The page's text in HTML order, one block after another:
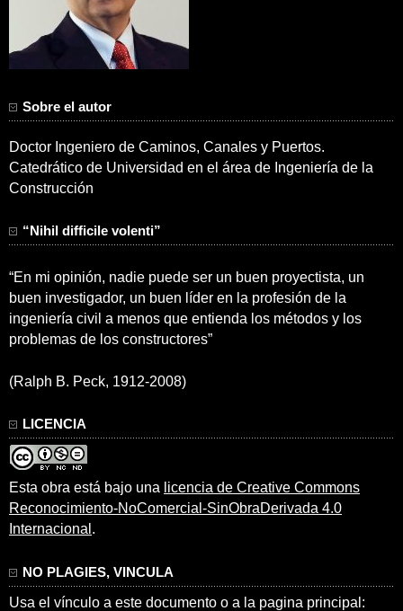
Sobre el autor
Doctor Ingeniero de Caminos, Canales y Puertos.
Catedrático de Universidad en el área de Ingeniería de la
Construcción
“Nihil difficile volenti”
“En mi opinión, nadie puede ser un buen proyectista, un
buen investigador, un buen líder en la profesión de la
ingeniería civil a menos que entienda los métodos y los
problemas de los constructores”
(Ralph B. Peck, 1912-2008)
LICENCIA
Esta obra está bajo una licencia de Creative Commons
Reconocimiento-NoComercial-SinObraDerivada 4.0
Internacional .
NO PLAGIES, VINCULA
Usa el vínculo a este documento o a la pagina principal: